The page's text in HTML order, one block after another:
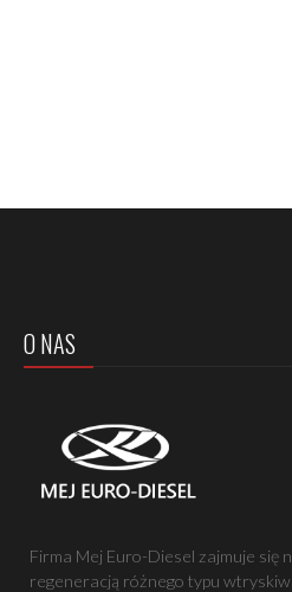
O NAS
Firma Mej Euro-Diesel zajmuje się
regeneracją różnego typu